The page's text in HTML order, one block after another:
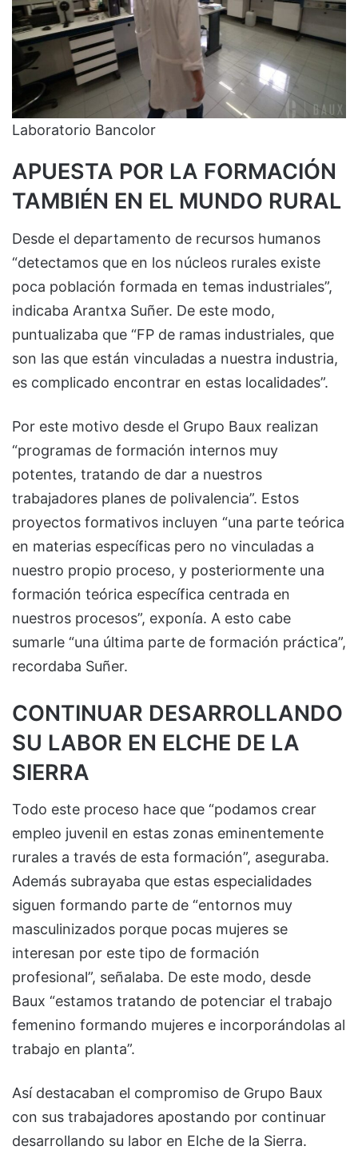
Laboratorio Bancolor
APUESTA POR LA FORMACIÓN
TAMBIÉN EN EL MUNDO RURAL
Desde el departamento de recursos humanos
“detectamos que en los núcleos rurales existe
poca población formada en temas industriales”,
indicaba Arantxa Suñer. De este modo,
puntualizaba que “FP de ramas industriales, que
son las que están vinculadas a nuestra industria,
es complicado encontrar en estas localidades”.
Por este motivo desde el Grupo Baux realizan
“programas de formación internos muy
potentes, tratando de dar a nuestros
trabajadores planes de polivalencia”. Estos
proyectos formativos incluyen “una parte teórica
en materias específicas pero no vinculadas a
nuestro propio proceso, y posteriormente una
formación teórica específica centrada en
nuestros procesos”, exponía. A esto cabe
sumarle “una última parte de formación práctica”,
recordaba Suñer.
CONTINUAR DESARROLLANDO
SU LABOR EN ELCHE DE LA
SIERRA
Todo este proceso hace que “podamos crear
empleo juvenil en estas zonas eminentemente
rurales a través de esta formación”, aseguraba.
Además subrayaba que estas especialidades
siguen formando parte de “entornos muy
masculinizados porque pocas mujeres se
interesan por este tipo de formación
profesional”, señalaba. De este modo, desde
Baux “estamos tratando de potenciar el trabajo
femenino formando mujeres e incorporándolas al
trabajo en planta”.
Así destacaban el compromiso de Grupo Baux
con sus trabajadores apostando por continuar
desarrollando su labor en Elche de la Sierra.